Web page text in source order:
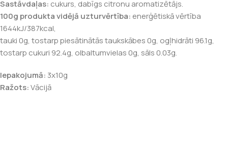
Sastāvdaļas: cukurs, dabīgs citronu aromatizētājs.
100g produkta vidējā uzturvērtība: enerģētiskā vērtība
1644kJ/387kcal,
tauki 0g, tostarp piesātinātās taukskābes 0g, ogļhidrāti 96.1g,
tostarp cukuri 92.4g, olbaltumvielas 0g, sāls 0.03g.
Iepakojumā: 3x10g
Ražots:Vācijā